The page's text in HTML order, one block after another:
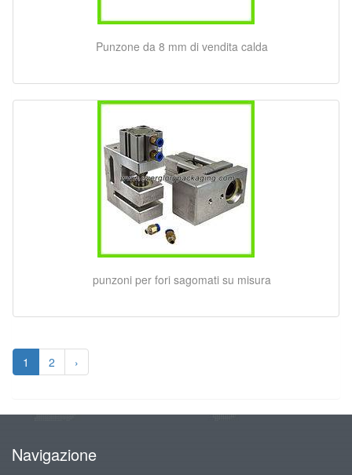
Punzone da 8 mm di vendita calda
punzoni per fori sagomati su misura
1 2 ›
Navigazione